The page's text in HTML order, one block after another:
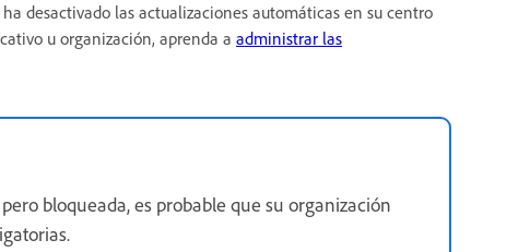
desactivado las actualizaciones automáticas en su centro
u organización, aprenda a administrar las
bloqueada, es probable que su organización